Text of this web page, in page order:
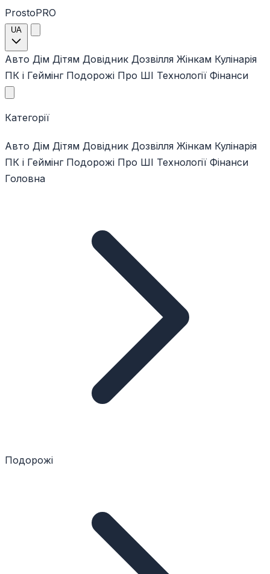
ProstoPRO
UA
Авто Дім Дітям Довідник Дозвілля Жінкам Кулінарія
ПК і Геймінг Подорожі Про ШІ Технології Фінанси
Категорії
Авто Дім Дітям Довідник Дозвілля Жінкам Кулінарія
ПК і Геймінг Подорожі Про ШІ Технології Фінанси
Головна
Подорожі